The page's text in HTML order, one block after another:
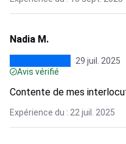
Nadia M.
29 juil. 2025
Avis vérifié
Contente de mes
Expérience du : 22 juil. 2025